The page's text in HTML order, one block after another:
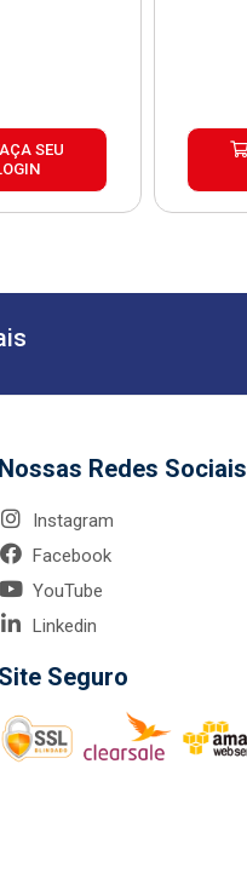
SEU
Nossas Redes Sociais
Instagram
Facebook
YouTube
Linkedin
Site Seguro